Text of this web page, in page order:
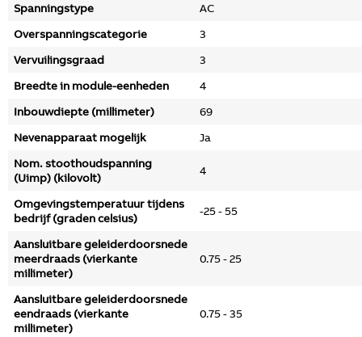
Spanningstype
AC
Overspanningscategorie
3
Vervuilingsgraad
3
Breedte in module-eenheden
4
Inbouwdiepte (millimeter)
69
Nevenapparaat mogelijk
Ja
Nom. stoothoudspanning
(Uimp) (kilovolt)
4
Omgevingstemperatuur tijdens
bedrijf (graden celsius)
-25 - 55
Aansluitbare geleiderdoorsnede
meerdraads (vierkante
millimeter)
0.75 - 25
Aansluitbare geleiderdoorsnede
eendraads (vierkante
millimeter)
0.75 - 35